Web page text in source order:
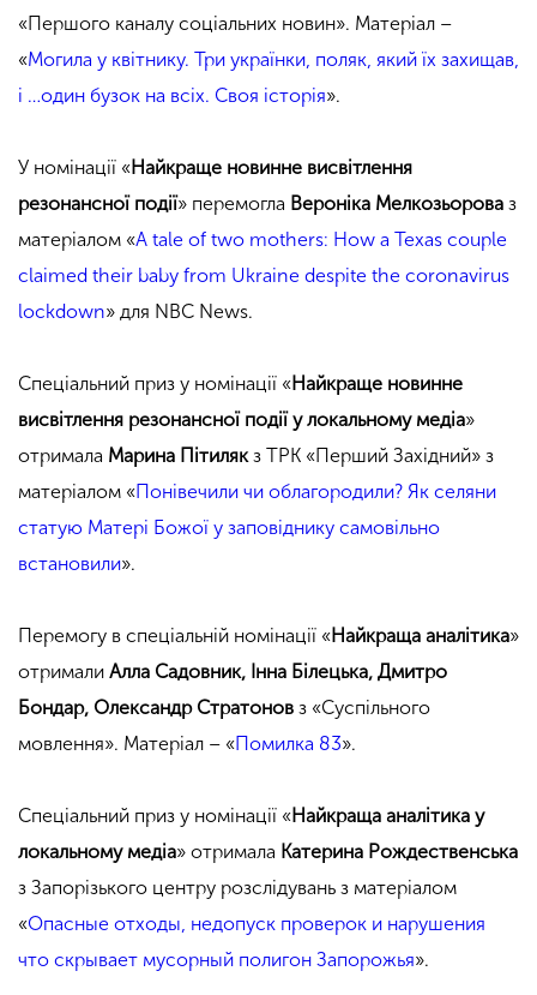
«Першого каналу соціальних новин». Матеріал –
«Могила у квітнику. Три українки, поляк, який їх захищав,
і …один бузок на всіх. Своя історія».
У номінації «Найкраще новинне висвітлення
резонансної події» перемогла Вероніка Мелкозьорова з
матеріалом «A tale of two mothers: How a Texas couple
claimed their baby from Ukraine despite the coronavirus
lockdown» для NBC News.
Спеціальний приз у номінації «Найкраще новинне
висвітлення резонансної події у локальному медіа»
отримала Марина Пітилякз ТРК «Перший Західний» з
матеріалом «Понівечили чи облагородили? Як селяни
статую Матері Божої у заповіднику самовільно
встановили».
Перемогу в спеціальній номінації «Найкраща аналітика»
отримали Алла Садовник, Інна Білецька, Дмитро
Бондар, Олександр Стратонов з «Суспільного
мовлення». Матеріал – «Помилка 83».
Спеціальний приз у номінації «Найкраща аналітика у
локальному медіа» отримала Катерина Рождественська
з Запорізького центру розслідувань з матеріалом
«Опасные отходы, недопуск проверок и нарушения
что скрывает мусорный полигон Запорожья».